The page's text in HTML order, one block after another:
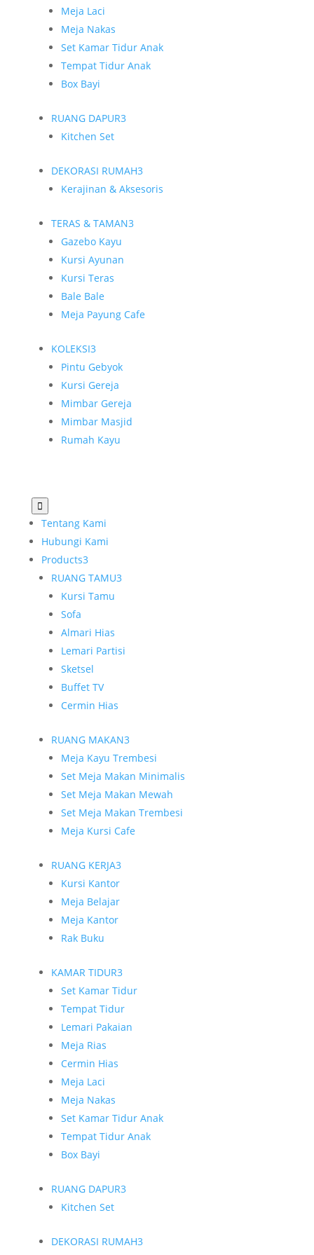
Meja Laci
Meja Nakas
Set Kamar Tidur Anak
Tempat Tidur Anak
Box Bayi
RUANG DAPUR3
Kitchen Set
DEKORASI RUMAH3
Kerajinan & Aksesoris
TERAS & TAMAN3
Gazebo Kayu
Kursi Ayunan
Kursi Teras
Bale Bale
Meja Payung Cafe
KOLEKSI3
Pintu Gebyok
Kursi Gereja
Mimbar Gereja
Mimbar Masjid
Rumah Kayu

Tentang Kami
Hubungi Kami
Products3
RUANG TAMU3
Kursi Tamu
Sofa
Almari Hias
Lemari Partisi
Sketsel
Buffet TV
Cermin Hias
RUANG MAKAN3
Meja Kayu Trembesi
Set Meja Makan Minimalis
Set Meja Makan Mewah
Set Meja Makan Trembesi
Meja Kursi Cafe
RUANG KERJA3
Kursi Kantor
Meja Belajar
Meja Kantor
Rak Buku
KAMAR TIDUR3
Set Kamar Tidur
Tempat Tidur
Lemari Pakaian
Meja Rias
Cermin Hias
Meja Laci
Meja Nakas
Set Kamar Tidur Anak
Tempat Tidur Anak
Box Bayi
RUANG DAPUR3
Kitchen Set
DEKORASI RUMAH3